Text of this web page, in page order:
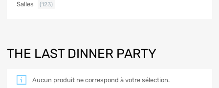
THE LAST DINNER PARTY
Aucun produit ne correspond à votre sélection.
Salles (123)